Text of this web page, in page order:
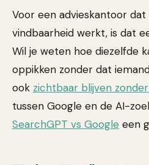
Voor een advieskantoor dat
vindbaarheid werkt, is dat
Wil je weten hoe diezelfde
oppikken zonder dat
ook zichtbaar blijven
tussen Google en de AI-
SearchGPT vs Google een